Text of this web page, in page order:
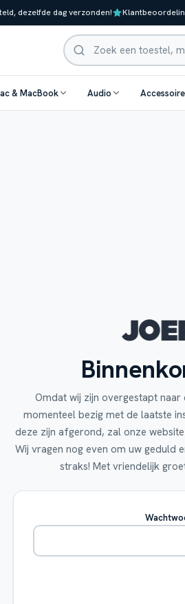
dezelfde dag verzonden!
Zoeken
& MacBook Audio
Omdat wij zijn overgestapt naar
momenteel bezig met de laatste
deze zijn afgerond, zal onze
Wij vragen nog even om uw geduld
straks! Met vriendelijk